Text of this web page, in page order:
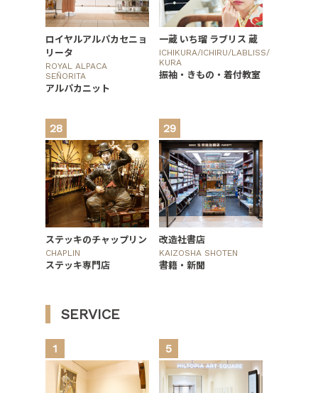
ロイヤルアルパカセニョ
リータ
ROYAL ALPACA
SEÑORITA
アルパカニット
一蔵 いち瑠 ラブリス 蔵
ICHIKURA/ICHIRU/LABLISS/
KURA
振袖・きもの・着付教室
28
ステッキのチャップリン
CHAPLIN
ステッキ専門店
29
改造社書店
KAIZOSHA SHOTEN
書籍・新聞
SERVICE
1 5